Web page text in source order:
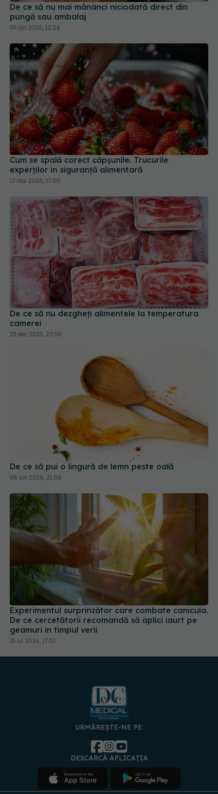
De ce să nu mai mănânci niciodată direct din
pungă sau ambalaj
09 ian 2026, 12:24
Cum se spală corect căpșunile. Trucurile
experților în siguranță alimentară
17 mai 2026, 17:00
De ce să nu dezgheți alimentele la temperatura
camerei
25 dec 2025, 20:50
De ce să pui o lingură de lemn peste oală
08 ian 2026, 21:00
Experimentul surprinzător care combate canicula.
De ce cercetătorii recomandă să aplici iaurt pe
geamuri în timpul verii
15 iul 2026, 17:52
URMĂREȘTE-NE PE:
DESCARCĂ APLICAȚIA